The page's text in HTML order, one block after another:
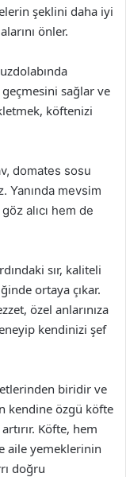
şeklini daha iyi
önler.
sağlar ve
köftenizi
domates sosu
mevsim
alıcı hem de
sır, kaliteli
ortaya çıkar.
özel anlarınıza
kendinizi şef
biridir ve
kendine özgü köfte
Köfte, hem
aile yemeklerinin
doğru